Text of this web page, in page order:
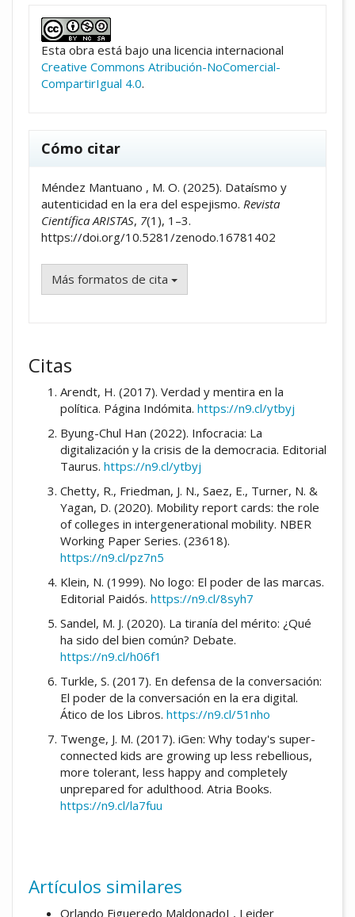
Esta obra está bajo una licencia internacional
Creative Commons Atribución-NoComercial-
CompartirIgual 4.0.
Cómo citar
Méndez Mantuano , M. O. (2025). Dataísmo y
autenticidad en la era del espejismo. Revista
Científica ARISTAS, 7(1), 1–3.
https://doi.org/10.5281/zenodo.16781402
Más formatos de cita
Citas
Arendt, H. (2017). Verdad y mentira en la
política. Página Indómita. https://n9.cl/ytbyj
Byung-Chul Han (2022). Infocracia: La
digitalización y la crisis de la democracia. Editorial
Taurus. https://n9.cl/ytbyj
Chetty, R., Friedman, J. N., Saez, E., Turner, N. &
Yagan, D. (2020). Mobility report cards: the role
of colleges in intergenerational mobility. NBER
Working Paper Series. (23618).
https://n9.cl/pz7n5
Klein, N. (1999). No logo: El poder de las marcas.
Editorial Paidós. https://n9.cl/8syh7
Sandel, M. J. (2020). La tiranía del mérito: ¿Qué
ha sido del bien común? Debate.
https://n9.cl/h06f1
Turkle, S. (2017). En defensa de la conversación:
El poder de la conversación en la era digital.
Ático de los Libros. https://n9.cl/51nho
Twenge, J. M. (2017). iGen: Why today's super-
connected kids are growing up less rebellious,
more tolerant, less happy and completely
unprepared for adulthood. Atria Books.
https://n9.cl/la7fuu
Artículos similares
Orlando Figueredo MaldonadoI , Leider